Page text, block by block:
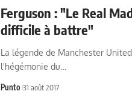
Ferguson : "Le Real
difficile à battre"
La légende de Manchester
l'hégémonie du…
Punto 31 août 2017